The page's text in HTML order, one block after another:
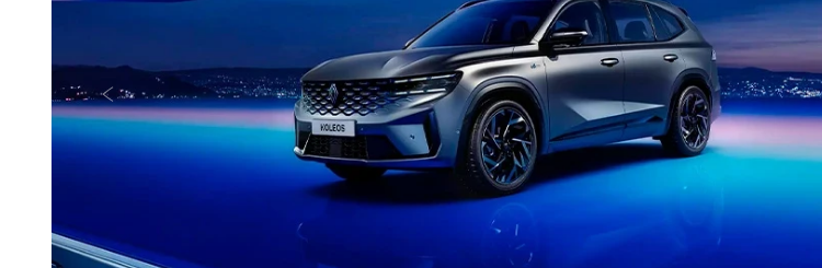
Anterior